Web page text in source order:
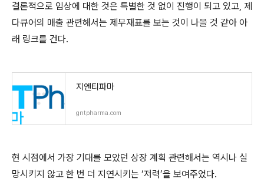
결론적으로 임상에 대한 것은 특별한 것 없이 진행이 되고 있고, 제
다큐어의 매출 관련해서는 제무재표를 보는 것이 나을 것 같아 아
래 링크를 건다.
지엔티파마
gntpharma.com
현 시점에서 가장 기대를 모았던 상장 계획 관련해서는 역시나 실
망시키지 않고 한 번 더 지연시키는 ‘저력’을 보여주었다.